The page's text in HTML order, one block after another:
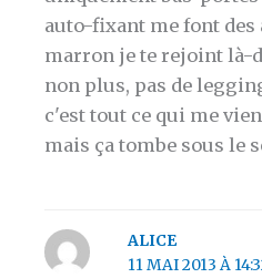
auto-fixant me font des
marron je te rejoint là-
non plus, pas de
c'est tout ce qui me
mais ça tombe sous le
ALICE
11 MAI 2013 À